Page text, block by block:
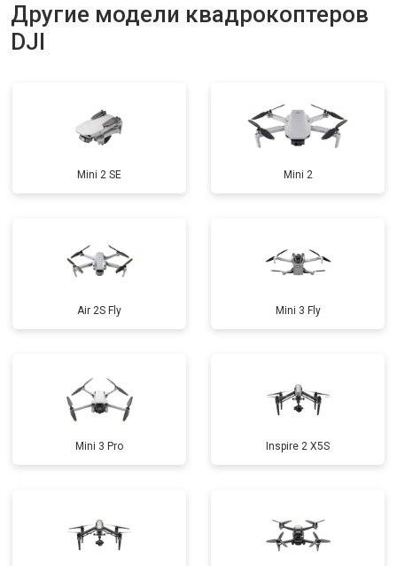
Другие модели квадрокоптеров
DJI
Mini 2 SE Mini 2
Air 2S Fly Mini 3 Fly
Mini 3 Pro Inspire 2 X5S